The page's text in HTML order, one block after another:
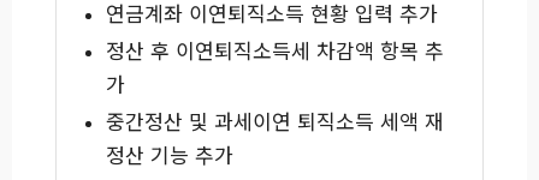
연금계좌 이연퇴직소득 현황 입력 추가
정산 후 이연퇴직소득세 차감액 항목 추
가
중간정산 및 과세이연 퇴직소득 세액 재
정산 기능 추가